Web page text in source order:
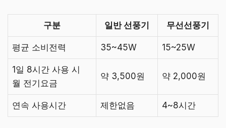
구분 일반 선풍기 무선선풍기
평균 소비전력 35~45W 15~25W
1일 8시간 사용 시
월 전기요금
약 3,500원 약 2,000원
연속 사용시간 제한없음 4~8시간